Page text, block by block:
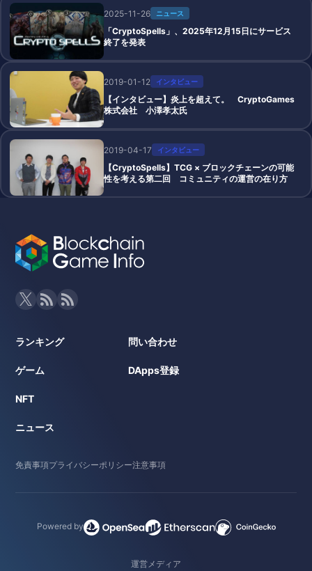
2025-11-26 ニュース
「CryptoSpells」、2025年12月15日にサービス
終了を発表
2019-01-12 インタビュー
【インタビュー】炎上を超えて。 CryptoGames
株式会社 小澤孝太氏
2019-04-17 インタビュー
【CryptoSpells】TCG × ブロックチェーンの可能
性を考える第二回 コミュニティの運営の在り方
ランキング
ゲーム
NFT
ニュース
問い合わせ
DApps登録
免責事項プライバシーポリシー注意事項
Powered by
運営メディア